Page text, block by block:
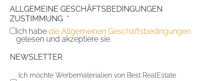
ALLGEMEINE GESCHÄFTSBEDINGUNGEN
ZUSTIMMUNG *
Ich habe die Allgemeinen Geschäftsbedingungen
gelesen und akzeptiere sie.
NEWSLETTER
Ich möchte Werbematerialien von Best RealEstate